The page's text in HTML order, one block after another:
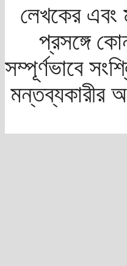
লেখকের এবং
প্রসঙ্গে
সম্পূর্ণভাবে
মন্তব্যকারীর